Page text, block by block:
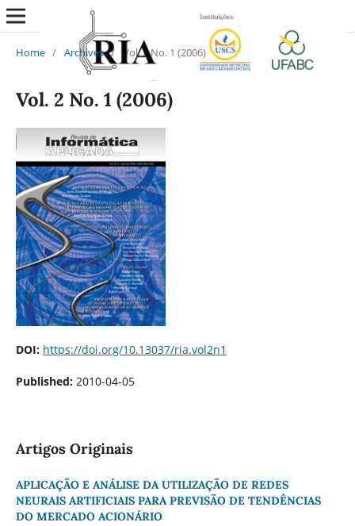
Home / Archives / Vol. 2 No. 1 (2006)
Vol. 2 No. 1 (2006)
DOI: https://doi.org/10.13037/ria.vol2n1
Published: 2010-04-05
Artigos Originais
APLICAÇÃO E ANÁLISE DA UTILIZAÇÃO DE REDES
NEURAIS ARTIFICIAIS PARA PREVISÃO DE TENDÊNCIAS
DO MERCADO ACIONÁRIO